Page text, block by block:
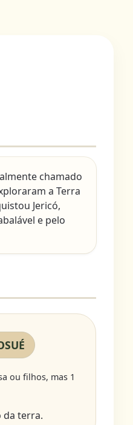
chamado
a Terra
Jericó,
e pelo
ou filhos, mas 1
da terra.